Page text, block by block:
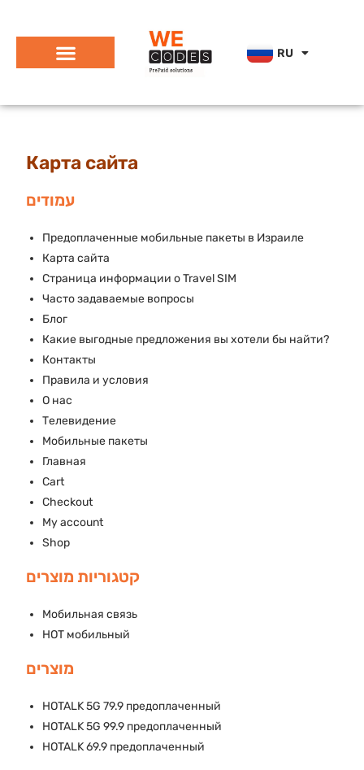
RU
ES
Карта сайта
עמודים
Предоплаченные мобильные пакеты в Израиле
Карта сайта
Страница информации о Travel SIM
Часто задаваемые вопросы
Блог
Какие выгодные предложения вы хотели бы найти?
Контакты
Правила и условия
О нас
Телевидение
Мобильные пакеты
Главная
Cart
Checkout
My account
Shop
קטגוריות מוצרים
Мобильная связь
HOT мобильный
מוצרים
HOTALK 5G 79.9 предоплаченный
HOTALK 5G 99.9 предоплаченный
HOTALK 69.9 предоплаченный